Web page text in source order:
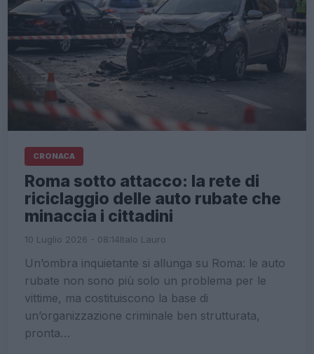
CRONACA
Roma sotto attacco: la rete di
riciclaggio delle auto rubate che
minaccia i cittadini
10 Luglio 2026 - 08:14Italo Lauro
Un’ombra inquietante si allunga su Roma: le auto
rubate non sono più solo un problema per le
vittime, ma costituiscono la base di
un’organizzazione criminale ben strutturata,
pronta…